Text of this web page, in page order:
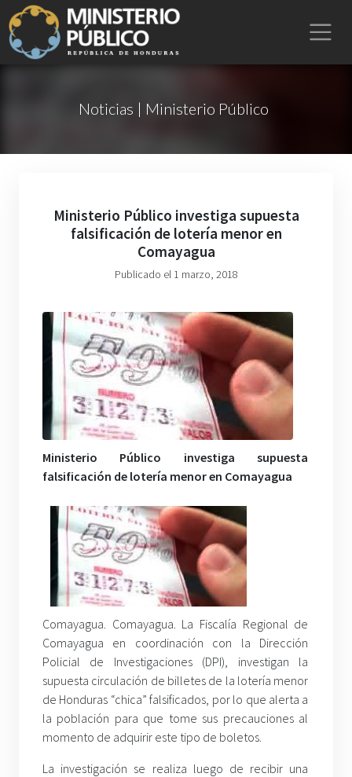
Noticias | Ministerio Público
Ministerio Público investiga supuesta
falsificación de lotería menor en
Comayagua
Publicado el 1 marzo, 2018
Ministerio Público investiga supuesta
falsificación de lotería menor en Comayagua
Comayagua. Comayagua. La Fiscalía Regional de
Comayagua en coordinación con la Dirección
Policial de Investigaciones (DPI), investigan la
supuesta circulación de billetes de la lotería menor
de Honduras “chica” falsificados, por lo que alerta a
la población para que tome sus precauciones al
momento de adquirir este tipo de boletos.
La investigación se realiza luego de recibir una